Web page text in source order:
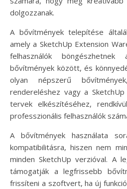
dolgozzanak.
A bővítmények telepítése
amely a SketchUp Extension
felhasználók
bővítmények között, és
olyan népszerű
rendereléshez vagy a
tervek elkészítéséhez,
professzionális felhasználók
A bővítmények használata
kompatibilitásra, hiszen nem
minden SketchUp verzióval. A
támogatják a legfrissebb
frissíteni a szoftvert, ha új